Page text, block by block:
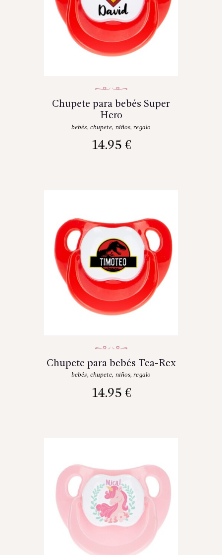
Chupete para bebés Super
Hero
bebés, chupete, niños,regalo
14.95 €
Chupete para bebés Tea-Rex
bebés, chupete, niños,regalo
14.95 €